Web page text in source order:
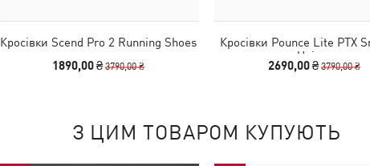
Кросівки Scend Pro 2 Running Shoes
1890,00 ₴3790,00 ₴
Кросівки Pounce Lite PTX
Unisex
2690,00 ₴3790,00 ₴
З ЦИМ ТОВАРОМ КУПУЮТЬ